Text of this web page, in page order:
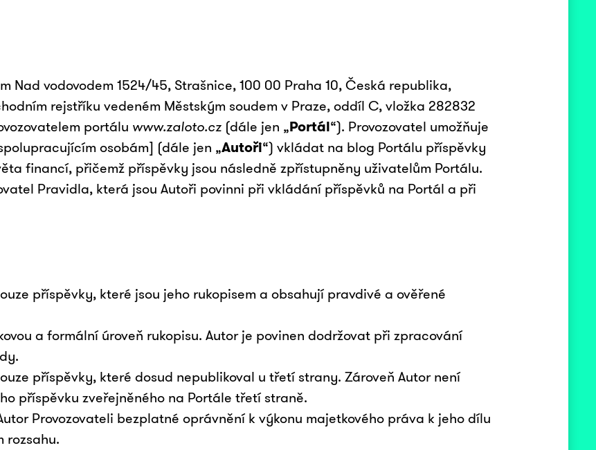
Nad vodovodem 1524/45, Strašnice, 100 00 Praha 10, Česká republika,
rejstříku vedeném Městským soudem v Praze, oddíl C, vložka 282832
portálu www.zaloto.cz (dále jen „Portál“). Provozovatel umožňuje
osobám] (dále jen „Autoři“) vkládat na blog Portálu příspěvky
financí, přičemž příspěvky jsou následně zpřístupněny uživatelům Portálu.
Pravidla, která jsou Autoři povinni při vkládání příspěvků na Portál a při
příspěvky, které jsou jeho rukopisem a obsahují pravdivé a ověřené
a formální úroveň rukopisu. Autor je povinen dodržovat při zpracování
příspěvky, které dosud nepublikoval u třetí strany. Zároveň Autor není
příspěvku zveřejněného na Portále třetí straně.
Provozovateli bezplatné oprávnění k výkonu majetkového práva k jeho dílu
rozsahu.